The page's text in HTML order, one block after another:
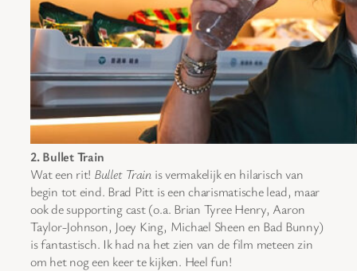
2. Bullet Train
Wat een rit! Bullet Train is vermakelijk en hilarisch van
begin tot eind. Brad Pitt is een charismatische lead, maar
ook de supporting cast (o.a. Brian Tyree Henry, Aaron
Taylor-Johnson, Joey King, Michael Sheen en Bad Bunny)
is fantastisch. Ik had na het zien van de film meteen zin
om het nog een keer te kijken. Heel fun!